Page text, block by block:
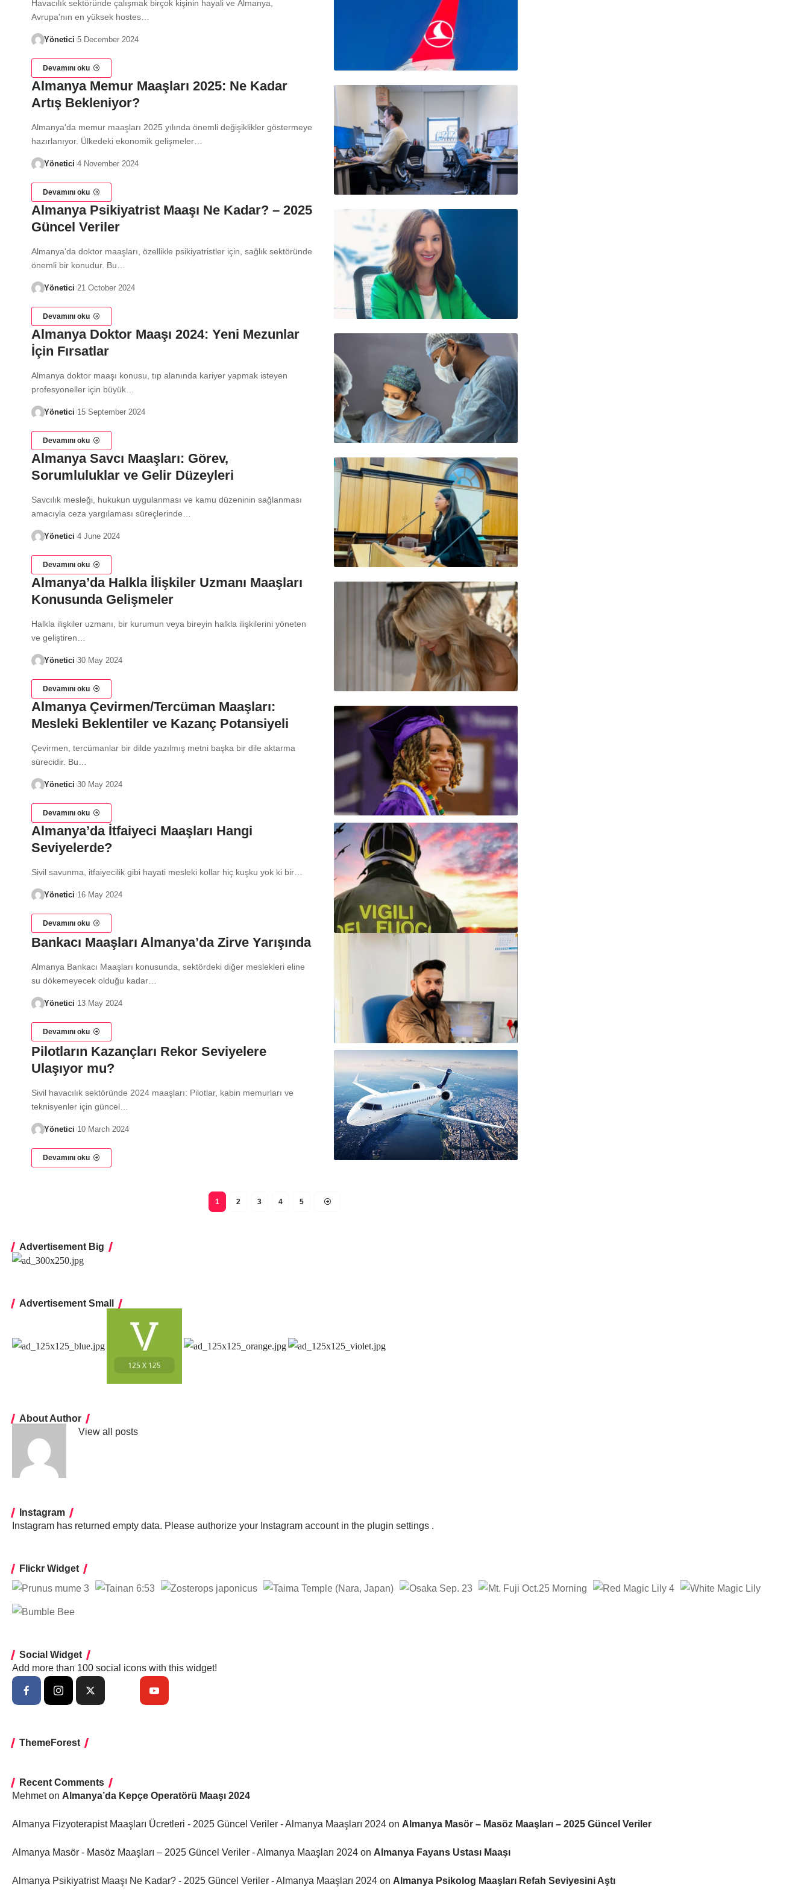
Havacılık sektöründe çalışmak birçok kişinin hayali ve Almanya,
Avrupa'nın en yüksek hostes…
Yönetici 5 December 2024
Devamını oku
Almanya Memur Maaşları 2025: Ne Kadar
Artış Bekleniyor?
Almanya'da memur maaşları 2025 yılında önemli değişiklikler göstermeye
hazırlanıyor. Ülkedeki ekonomik gelişmeler…
Yönetici 4 November 2024
Devamını oku
Almanya Psikiyatrist Maaşı Ne Kadar? – 2025
Güncel Veriler
Almanya'da doktor maaşları, özellikle psikiyatristler için, sağlık sektöründe
önemli bir konudur. Bu…
Yönetici 21 October 2024
Devamını oku
Almanya Doktor Maaşı 2024: Yeni Mezunlar
İçin Fırsatlar
Almanya doktor maaşı konusu, tıp alanında kariyer yapmak isteyen
profesyoneller için büyük…
Yönetici 15 September 2024
Devamını oku
Almanya Savcı Maaşları: Görev,
Sorumluluklar ve Gelir Düzeyleri
Savcılık mesleği, hukukun uygulanması ve kamu düzeninin sağlanması
amacıyla ceza yargılaması süreçlerinde…
Yönetici 4 June 2024
Devamını oku
Almanya’da Halkla İlişkiler Uzmanı Maaşları
Konusunda Gelişmeler
Halkla ilişkiler uzmanı, bir kurumun veya bireyin halkla ilişkilerini yöneten
ve geliştiren…
Yönetici 30 May 2024
Devamını oku
Almanya Çevirmen/Tercüman Maaşları:
Mesleki Beklentiler ve Kazanç Potansiyeli
Çevirmen, tercümanlar bir dilde yazılmış metni başka bir dile aktarma
sürecidir. Bu…
Yönetici 30 May 2024
Devamını oku
Almanya’da İtfaiyeci Maaşları Hangi
Seviyelerde?
Sivil savunma, itfaiyecilik gibi hayati mesleki kollar hiç kuşku yok ki bir…
Yönetici 16 May 2024
Devamını oku
Bankacı Maaşları Almanya’da Zirve Yarışında
Almanya Bankacı Maaşları konusunda, sektördeki diğer meslekleri eline
su dökemeyecek olduğu kadar…
Yönetici 13 May 2024
Devamını oku
Pilotların Kazançları Rekor Seviyelere
Ulaşıyor mu?
Sivil havacılık sektöründe 2024 maaşları: Pilotlar, kabin memurları ve
teknisyenler için güncel…
Yönetici 10 March 2024
Devamını oku
1 2 3 4 5
Advertisement Big
Advertisement Small
About Author
View all posts
Instagram
Instagram has returned empty data. Please authorize your Instagram account in the plugin settings .
Flickr Widget
Social Widget
Add more than 100 social icons with this widget!
ThemeForest
Recent Comments
Mehmeton Almanya’da Kepçe Operatörü Maaşı 2024
Almanya Fizyoterapist Maaşları Ücretleri - 2025 Güncel Veriler - Almanya Maaşları 2024 on Almanya Masör – Masöz Maaşları – 2025 Güncel Veriler
Almanya Masör - Masöz Maaşları – 2025 Güncel Veriler - Almanya Maaşları 2024 on Almanya Fayans Ustası Maaşı
Almanya Psikiyatrist Maaşı Ne Kadar? - 2025 Güncel Veriler - Almanya Maaşları 2024 on Almanya Psikolog Maaşları Refah Seviyesini Aştı